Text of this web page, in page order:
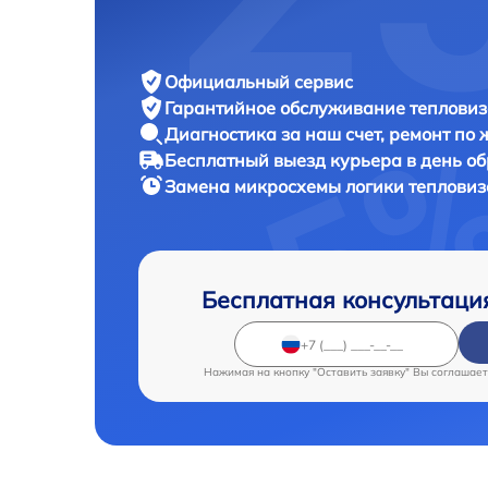
Официальный сервис
Гарантийное обслуживание
Диагностика за наш счет, ремонт по
Бесплатный выезд курьера в день
Замена микросхемы логики
Бесплатная
Нажимая на кнопку "Оставить заявку" Вы